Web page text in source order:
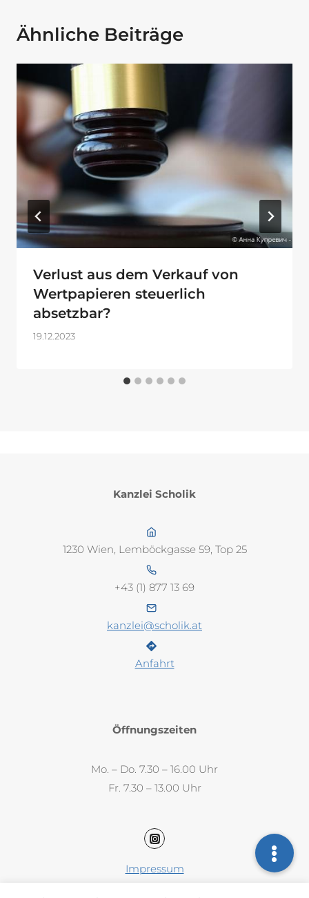
Ähnliche Beiträge
Verlust aus dem Verkauf von
Wertpapieren steuerlich
absetzbar?
19.12.2023
Kanzlei Scholik
1230 Wien, Lemböckgasse 59, Top 25
+43 (1) 877 13 69
kanzlei@scholik.at
Anfahrt
Öffnungszeiten
Mo. – Do. 7.30 – 16.00 Uhr
Fr. 7.30 – 13.00 Uhr
Impressum